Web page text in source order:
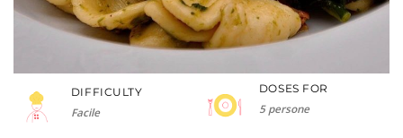
DIFFICULTY
Facile
DOSES FOR
5 persone